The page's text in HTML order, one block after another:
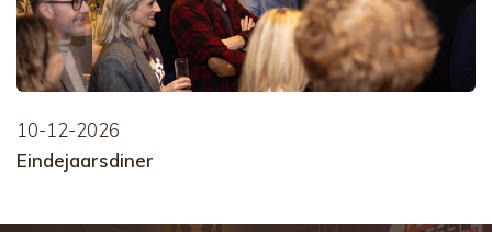
10-12-2026
Eindejaarsdiner